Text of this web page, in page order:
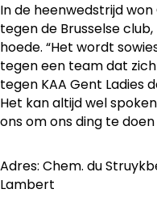
In de heenwedstrijd
tegen de Brusselse
hoede. “Het wordt
tegen een team dat
tegen KAA Gent Ladies
Het kan altijd wel
ons om ons ding te
Adres: Chem. du
Lambert